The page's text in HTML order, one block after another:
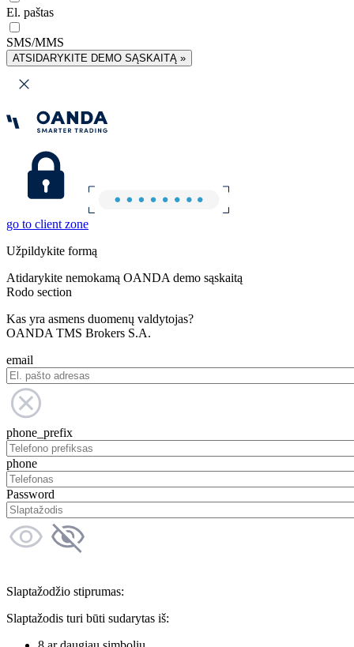
El. paštas
SMS/MMS
ATSIDARYKITE DEMO SĄSKAITĄ »
go to client zone
Užpildykite formą
Atidarykite nemokamą OANDA demo sąskaitą
Rodo section
Kas yra asmens duomenų valdytojas?
OANDA TMS Brokers S.A.
email
phone_prefix
phone
Password
Slaptažodžio stiprumas:
Slaptažodis turi būti sudarytas iš: